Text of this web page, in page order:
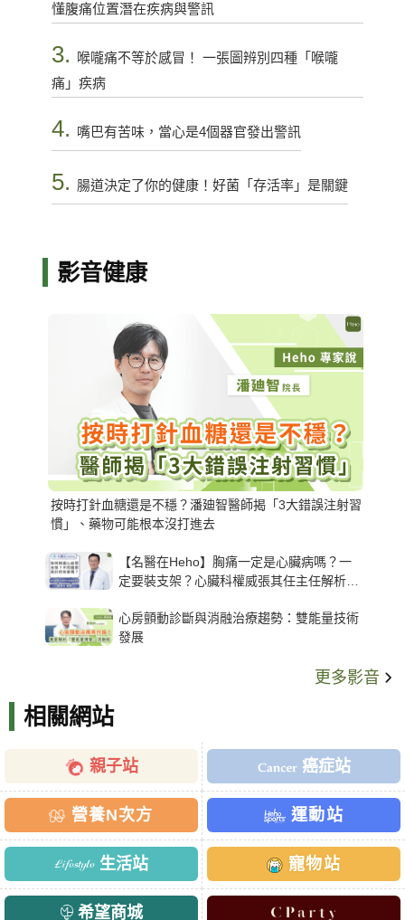
懂腹痛位置潛在疾病與警訊
3.
喉嚨痛不等於感冒！ 一張圖辨別四種「喉嚨
痛」疾病
4. 嘴巴有苦味，當心是4個器官發出警訊
5. 腸道決定了你的健康！好菌「存活率」是關鍵
影音健康
按時打針血糖還是不穩？潘廸智醫師揭「3大錯誤注射習
慣」、藥物可能根本沒打進去
【名醫在Heho】胸痛一定是心臟病嗎？一
定要裝支架？心臟科權威張其任主任解析支
心房顫動診斷與消融治療趨勢：雙能量技術
發展
更多影音
相關網站
親子站 癌症站
營養N次方 運動站
生活站 寵物站
希望商城